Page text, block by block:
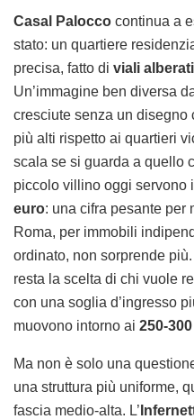
Casal Palocco continua a
stato: un quartiere
precisa, fatto di viali
Un’immagine ben diversa
cresciute senza un disegno
più alti rispetto ai quartieri
scala se si guarda a quello
piccolo villino oggi servono
euro: una cifra pesante per
Roma, per immobili
ordinato, non sorprende più.
resta la scelta di chi vuole
con una soglia d’ingresso
muovono intorno ai 250-
Ma non è solo una
una struttura più uniforme,
fascia medio-alta. L’